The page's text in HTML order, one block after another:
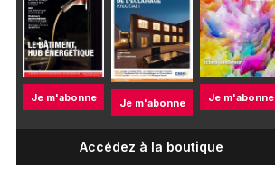
Je m'abonne Je m'abonne Je m'abonne
Accédez à la boutique